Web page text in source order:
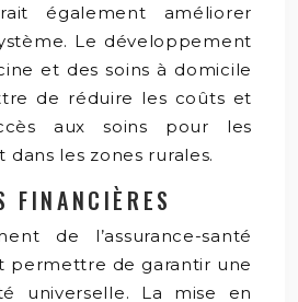
également améliorer
Le développement
et des soins à domicile
de réduire les coûts et
aux soins pour les
dans les zones rurales.
FINANCIÈRES
de l’assurance-santé
permettre de garantir une
universelle. La mise en